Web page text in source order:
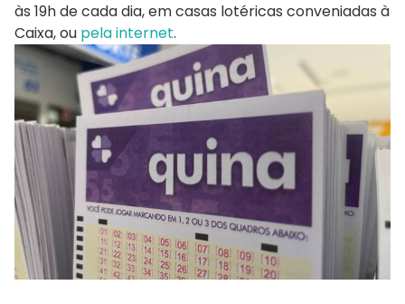
às 19h de cada dia, em casas lotéricas conveniadas à
Caixa, ou pela internet.